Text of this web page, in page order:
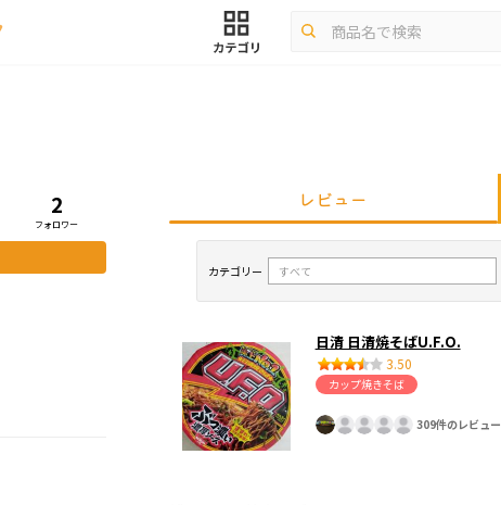
2
フォロワー
レビュー
カテゴリー
日清 日清焼そばU.F.O.
3.50
カップ焼きそば
309件のレビュー